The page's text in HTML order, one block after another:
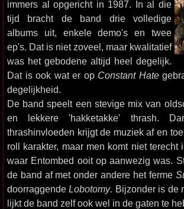
immers al opgericht in 1987. In al die
tijd bracht de band drie volledige
albums uit, enkele demo's en twee
ep's. Dat is niet zoveel, maar kwalitatief
was het gebodene altijd heel degelijk.
Dat is ook wat er op Constant Hate
degelijkheid.
De band speelt een stevige mix van
en lekkere 'hakketakke' thrash.
thrashinvloeden krijgt de muziek af en
roll karakter, maar men komt niet terecht
waar Entombed ooit op aanwezig was.
de band af met onder andere het ferme
doorraggendeLobotomy. Bijzonder is de
lijkt de band zelf ook wel in de gaten te